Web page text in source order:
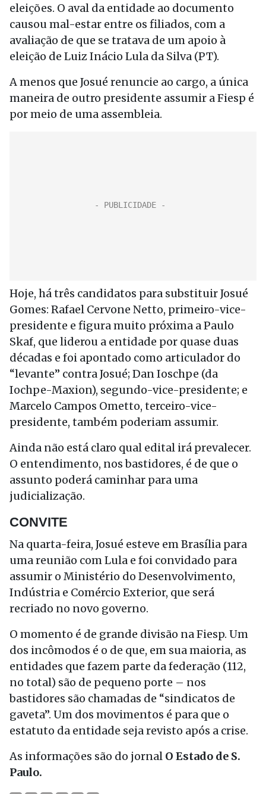
eleições. O aval da entidade ao documento
causou mal-estar entre os filiados, com a
avaliação de que se tratava de um apoio à
eleição de Luiz Inácio Lula da Silva (PT).
A menos que Josué renuncie ao cargo, a única
maneira de outro presidente assumir a Fiesp é
por meio de uma assembleia.
Hoje, há três candidatos para substituir Josué
Gomes: Rafael Cervone Netto, primeiro-vice-
presidente e figura muito próxima a Paulo
Skaf, que liderou a entidade por quase duas
décadas e foi apontado como articulador do
“levante” contra Josué; Dan Ioschpe (da
Iochpe-Maxion), segundo-vice-presidente; e
Marcelo Campos Ometto, terceiro-vice-
presidente, também poderiam assumir.
Ainda não está claro qual edital irá prevalecer.
O entendimento, nos bastidores, é de que o
assunto poderá caminhar para uma
judicialização.
CONVITE
Na quarta-feira, Josué esteve em Brasília para
uma reunião com Lula e foi convidado para
assumir o Ministério do Desenvolvimento,
Indústria e Comércio Exterior, que será
recriado no novo governo.
O momento é de grande divisão na Fiesp. Um
dos incômodos é o de que, em sua maioria, as
entidades que fazem parte da federação (112,
no total) são de pequeno porte – nos
bastidores são chamadas de “sindicatos de
gaveta”. Um dos movimentos é para que o
estatuto da entidade seja revisto após a crise.
As informações são do jornal O Estado de S.
Paulo.